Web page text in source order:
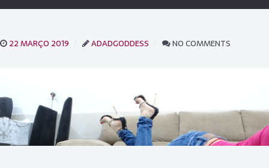
22 MARÇO 2019 ADADGODDESS NO COMMENTS